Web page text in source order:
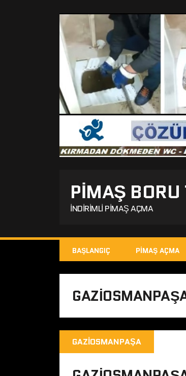
PIMAŞ
İNDIRIMLI PIMAŞ AÇMA
BAŞLANGIÇ PIMAŞ AÇMA
GAZIOSMANPAŞA